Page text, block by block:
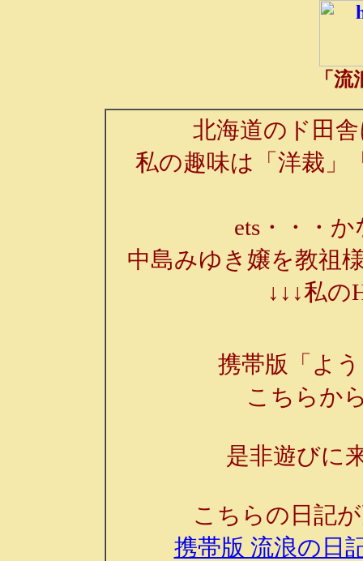
「
北海道のド田
私の趣味は「洋裁」
ets・・・
中島みゆき嬢を教祖
↓↓↓私の
携帯版「よ
こちらか
是非遊びに
こちらの日記
携帯版 流浪の日